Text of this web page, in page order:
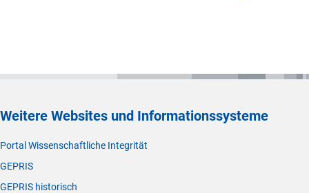
Weitere Websites und Informationssysteme
Portal Wissenschaftliche Integrität
GEPRIS
GEPRIS historisch